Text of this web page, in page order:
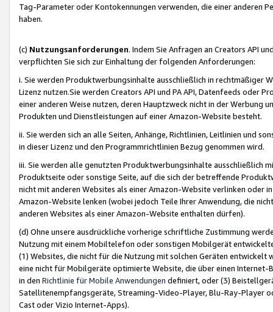
Tag-Parameter oder Kontokennungen verwenden, die einer anderen
haben.
(c) Nutzungsanforderungen. Indem Sie Anfragen an Creators API
verpflichten Sie sich zur Einhaltung der folgenden Anforderungen:
i. Sie werden Produktwerbungsinhalte ausschließlich in rechtmäßiger
Lizenz nutzen.Sie werden Creators API und PA API, Datenfeeds oder
einer anderen Weise nutzen, deren Hauptzweck nicht in der Werbung
Produkten und Dienstleistungen auf einer Amazon-Website besteht.
ii. Sie werden sich an alle Seiten, Anhänge, Richtlinien, Leitlinien und
in dieser Lizenz und den Programmrichtlinien Bezug genommen wird.
iii. Sie werden alle genutzten Produktwerbungsinhalte ausschließlich
Produktseite oder sonstige Seite, auf die sich der betreffende
nicht mit anderen Websites als einer Amazon-Website verlinken oder
Amazon-Website lenken (wobei jedoch Teile Ihrer Anwendung, die
anderen Websites als einer Amazon-Website enthalten dürfen).
(d) Ohne unsere ausdrückliche vorherige schriftliche Zustimmung
Nutzung mit einem Mobiltelefon oder sonstigen Mobilgerät
(1) Websites, die nicht für die Nutzung mit solchen Geräten
eine nicht für Mobilgeräte optimierte Website, die über einen
in den Richtlinie für Mobile Anwendungen definiert, oder (3)
Satellitenempfangsgeräte, Streaming-Video-Player, Blu-Ray-Player
Cast oder Vizio Internet-Apps).